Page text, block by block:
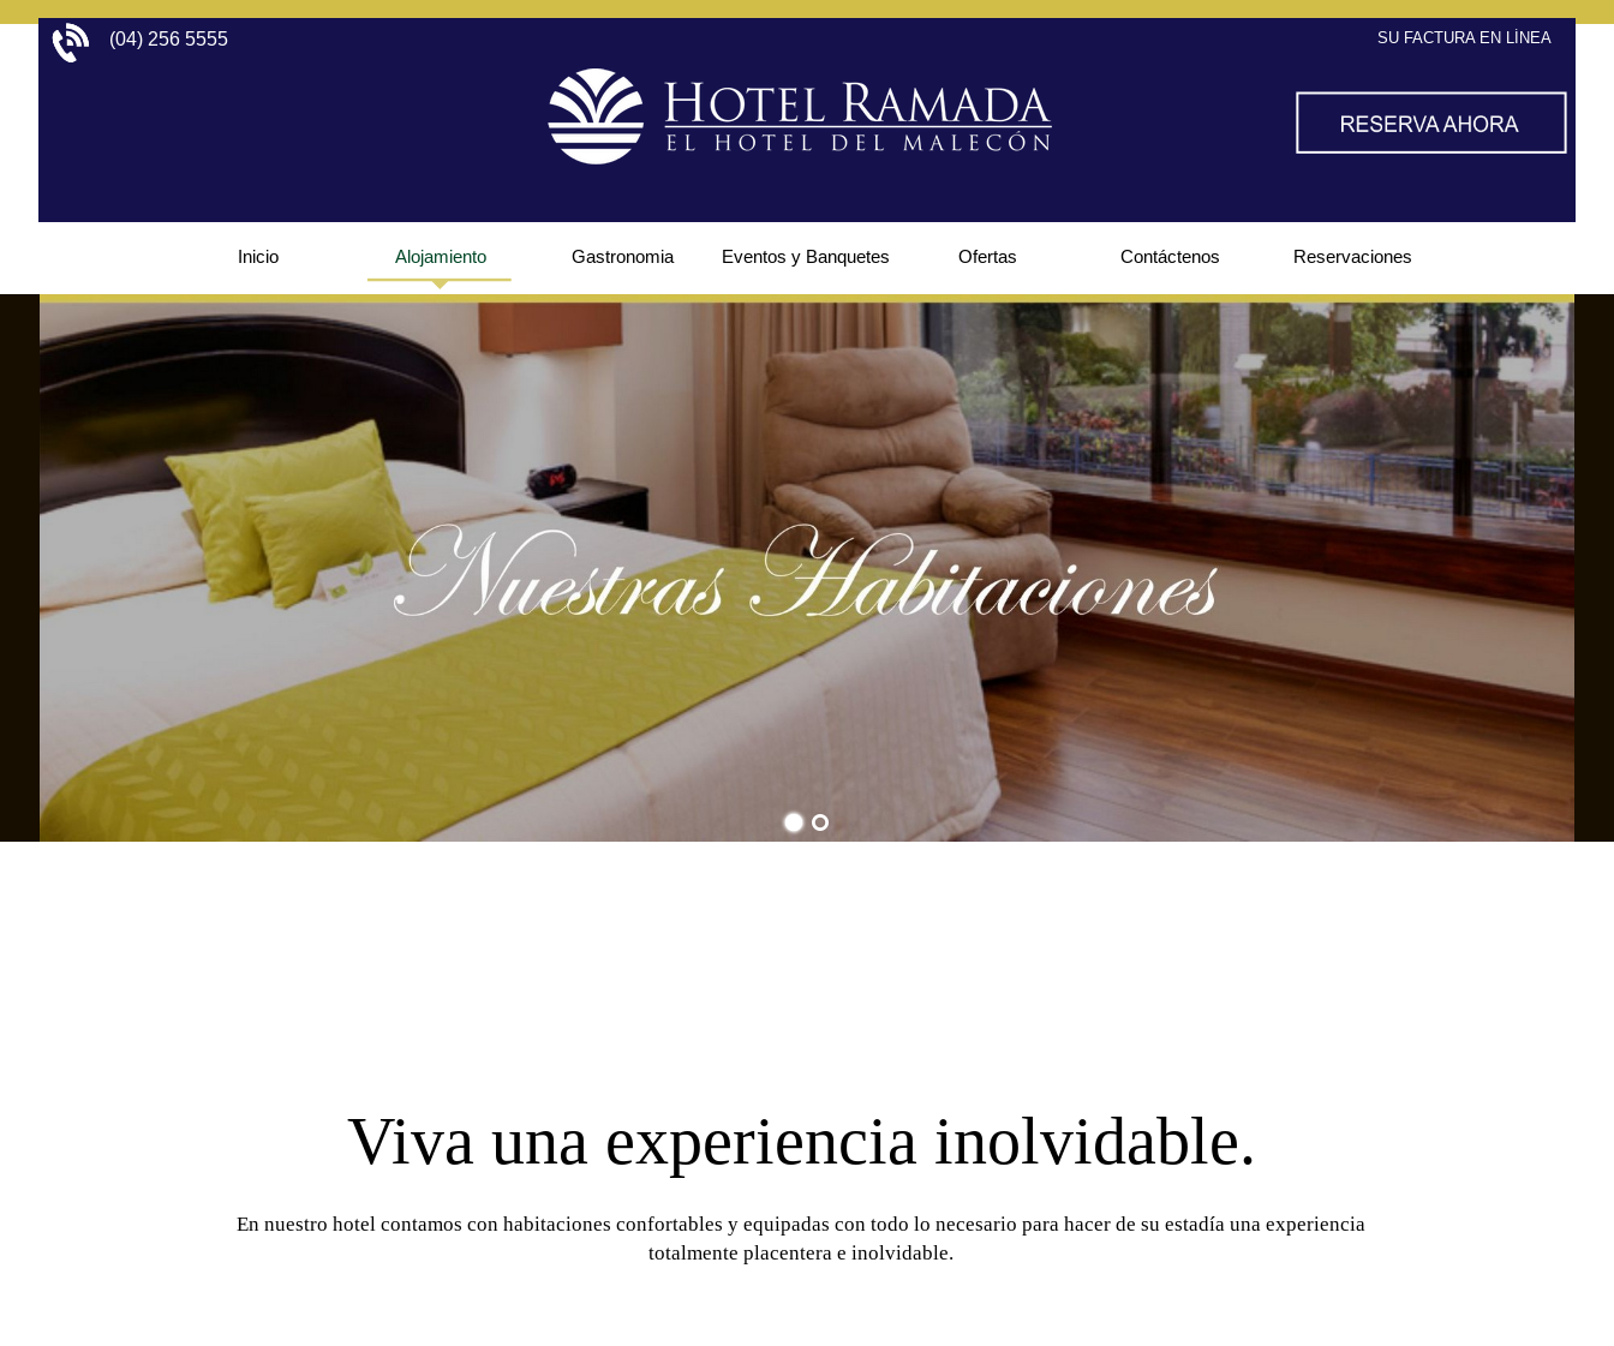
(04) 256 5555 SU FACTURA EN LÍNEA
Inicio Alojamiento Gastronomia Eventos y Banquetes Ofertas Contáctenos Reservaciones
Viva una experiencia inolvidable.
En nuestro hotel contamos con habitaciones confortables y equipadas con todo lo necesario para hacer de su estadía una experiencia
totalmente placentera e inolvidable.